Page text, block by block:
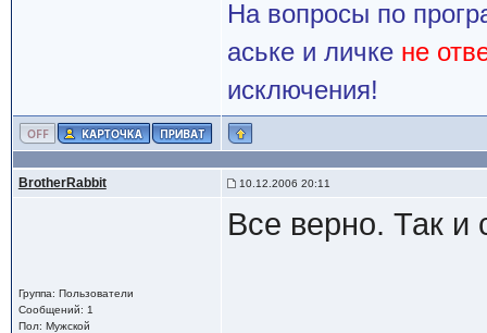
На вопросы по
аське и личке не
исключения!
BrotherRabbit 10.12.2006 20:11
Группа: Пользователи
Сообщений: 1
Пол: Мужской
Все верно. Так и